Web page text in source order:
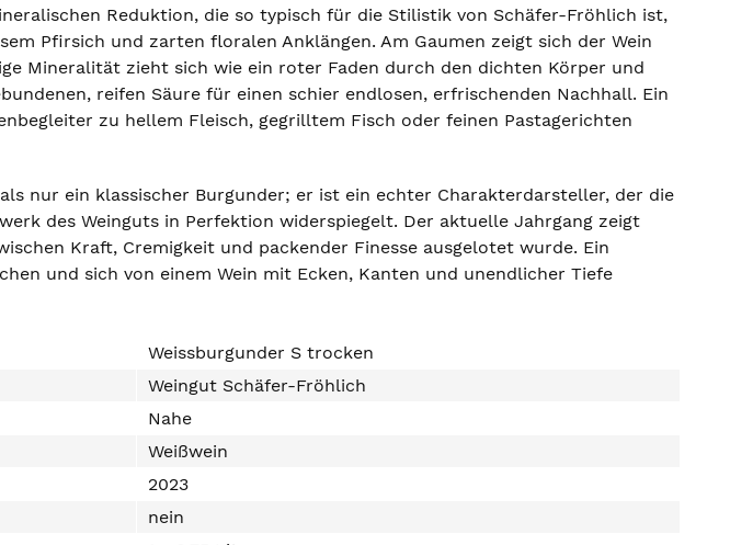
Reduktion, die so typisch für die Stilistik von Schäfer-Fröhlich ist,
Pfirsich und zarten floralen Anklängen. Am Gaumen zeigt sich der Wein
Mineralität zieht sich wie ein roter Faden durch den dichten Körper und
reifen Säure für einen schier endlosen, erfrischenden Nachhall. Ein
zu hellem Fleisch, gegrilltem Fisch oder feinen Pastagerichten
nur ein klassischer Burgunder; er ist ein echter Charakterdarsteller, der die
des Weinguts in Perfektion widerspiegelt. Der aktuelle Jahrgang zeigt
Kraft, Cremigkeit und packender Finesse ausgelotet wurde. Ein
und sich von einem Wein mit Ecken, Kanten und unendlicher Tiefe
Weissburgunder S trocken
Weingut Schäfer-Fröhlich
Nahe
Weißwein
2023
nein